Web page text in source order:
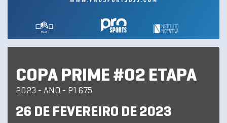
COPA PRIME #02 ETAPA
2023 - ANO - P1675
26 DE FEVEREIRO DE 2023